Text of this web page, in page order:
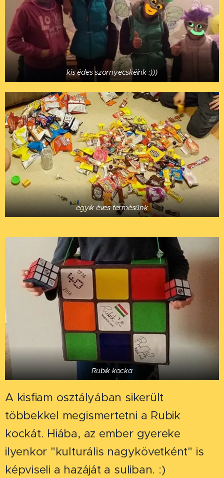
kis édes szörnyecskéink :)))
egyik éves termésünk
Rubik kocka
A kisfiam osztályában sikerült
többekkel megismertetni a Rubik
kockát. Hiába, az ember gyereke
ilyenkor "kulturális nagykövetként" is
képviseli a hazáját a suliban. :)